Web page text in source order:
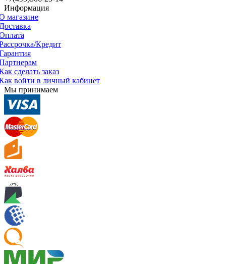
Информация
магазине
Кредит
сделать заказ
войти в личный кабинет
Мы принимаем